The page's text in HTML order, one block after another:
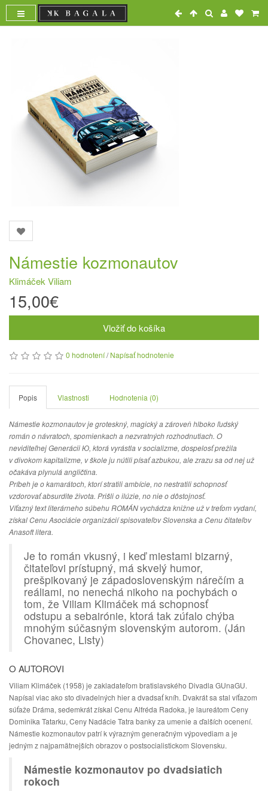
Námestie kozmonautov
Klimáček Viliam
15,00€
Vložiť do košíka
0 hodnotení/Napísať hodnotenie
Popis Vlastnosti Hodnotenia (0)
Námestie kozmonautov je groteskný, magický a zároveň hlboko ľudský
román o návratoch, spomienkach a nezvratných rozhodnutiach. O
neviditeľnej Generácii Ю, ktorá vyrástla v socializme, dospelosť prežila
v divokom kapitalizme, v škole ju nútili písať azbukou, ale zrazu sa od nej už
očakáva plynulá angličtina.
Príbeh je o kamarátoch, ktorí stratili ambície, no nestratili schopnosť
vzdorovať absurdite života. Prišli o ilúzie, no nie o dôstojnosť.
Víťazný text literárneho súbehu ROMÁN vychádza knižne už v treťom vydaní,
získal Cenu Asociácie organizácií spisovateľov Slovenska a Cenu čitateľov
Anasoft litera.
Je to román vkusný, i keď miestami bizarný,
čitateľovi prístupný, má skvelý humor,
prešpikovaný je západoslovenským nárečím a
reáliami, no nenechá nikoho na pochybách o
tom, že Viliam Klimáček má schopnosť
odstupu a sebairónie, ktorá tak zúfalo chýba
mnohým súčasným slovenským autorom. (Ján
Chovanec, Listy)
O AUTOROVI
Viliam Klimáček (1958) je zakladateľom bratislavského Divadla GUnaGU.
Napísal viac ako sto divadelných hier a dvadsať kníh. Dvakrát sa stal víťazom
súťaže Dráma, sedemkrát získal Cenu Alfréda Radoka, je laureátom Ceny
Dominika Tatarku, Ceny Nadácie Tatra banky za umenie a ďalších ocenení.
Námestie kozmonautov patrí k výrazným generačným výpovediam a je
jedným z najpamätnejších obrazov o postsocialistickom Slovensku.
Námestie kozmonautov po dvadsiatich
rokoch